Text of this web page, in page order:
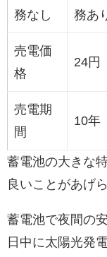
務なし
務あ
売電価
格
24円
売電期
間
10年
蓄電池の大きな
良いことがあげ
蓄電池で夜間の
日中に太陽光発